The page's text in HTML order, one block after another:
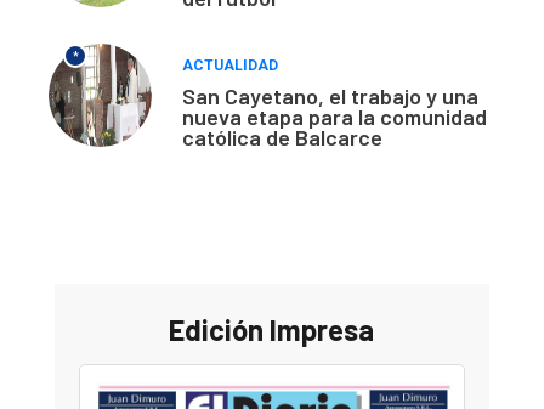
*
ACTUALIDAD
San Cayetano, el trabajo y una
nueva etapa para la comunidad
católica de Balcarce
Edición Impresa